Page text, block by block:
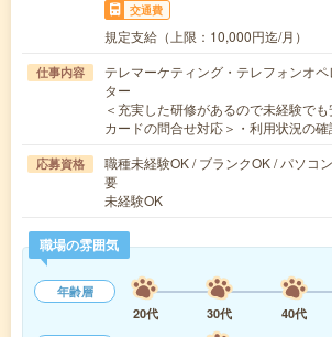
交通費
規定支給（上限：10,000円迄/月）
仕事内容
テレマーケティング・テレフォンオ
ター
＜充実した研修があるので未経験で
カードの問合せ対応＞・利用状況の
応募資格
職種未経験OK / ブランクOK / パソコ
要
未経験OK
職場の雰囲気
年齢層
20代
30代 40代